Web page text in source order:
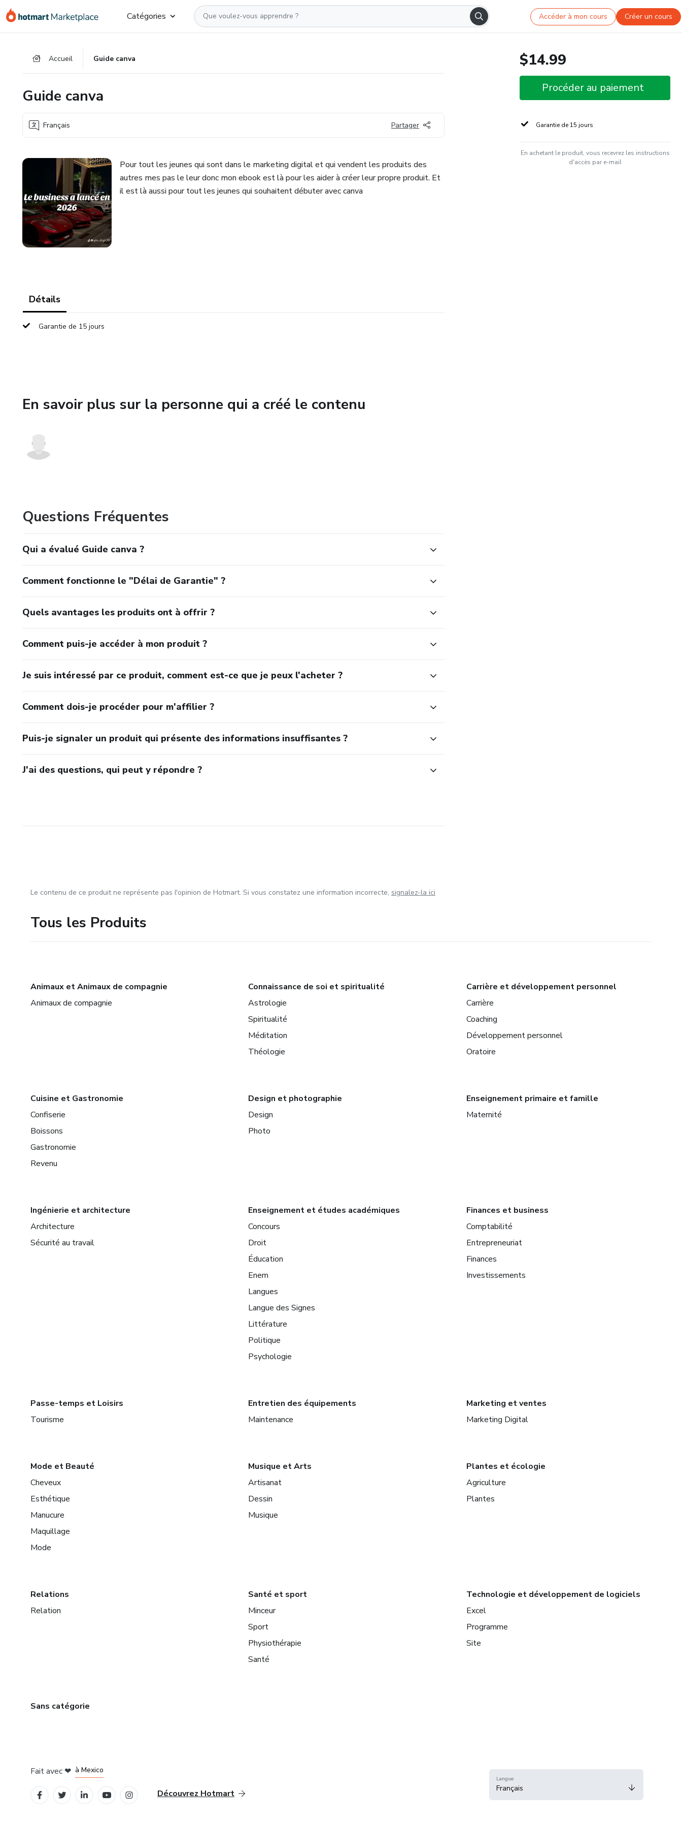
Aller
vers
Procéder
Aller
vers
Catégories Accéder à mon cours Créer un cours
Accueil Guide canva
Guide canva
Français Partager
Pour tout les jeunes qui sont dans le marketing digital et qui vendent les produits des
autres mes pas le leur donc mon ebook est là pour les aider à créer leur propre produit. Et
il est là aussi pour tout les jeunes qui souhaitent débuter avec canva
Détails
Garantie de 15 jours
En savoir plus sur la personne qui a créé le contenu
Questions Fréquentes
Qui a évalué Guide canva ?
Comment fonctionne le "Délai de Garantie" ?
Quels avantages les produits ont à offrir ?
Comment puis-je accéder à mon produit ?
Je suis intéressé par ce produit, comment est-ce que je peux l'acheter ?
Comment dois-je procéder pour m'affilier ?
Puis-je signaler un produit qui présente des informations insuffisantes ?
J'ai des questions, qui peut y répondre ?
$14.99
Procéder au paiement
Garantie de 15 jours
En achetant le produit, vous recevrez les instructions
d'accès par e-mail
Le contenu de ce produit ne représente pas l'opinion de Hotmart. Si vous constatez une information incorrecte, signalez-la ici
Tous les Produits
Animaux et Animaux de compagnie
Animaux de compagnie
Connaissance de soi et spiritualité
Astrologie
Spiritualité
Méditation
Théologie
Carrière et développement personnel
Carrière
Coaching
Développement personnel
Oratoire
Cuisine et Gastronomie
Confiserie
Boissons
Gastronomie
Revenu
Design et photographie
Design
Photo
Enseignement primaire et famille
Maternité
Ingénierie et architecture
Architecture
Sécurité au travail
Enseignement et études académiques
Concours
Droit
Éducation
Enem
Langues
Langue des Signes
Littérature
Politique
Psychologie
Finances et business
Comptabilité
Entrepreneuriat
Finances
Investissements
Passe-temps et Loisirs
Tourisme
Entretien des équipements
Maintenance
Marketing et ventes
Marketing Digital
Mode et Beauté
Cheveux
Esthétique
Manucure
Maquillage
Mode
Musique et Arts
Artisanat
Dessin
Musique
Plantes et écologie
Agriculture
Plantes
Relations
Relation
Santé et sport
Minceur
Sport
Physiothérapie
Santé
Technologie et développement de logiciels
Excel
Programme
Site
Sans catégorie
Fait avec ❤ à Mexico
Découvrez Hotmart
Langue
Français